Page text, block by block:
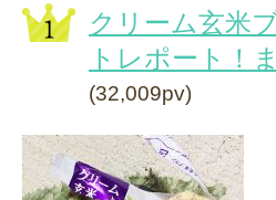
クリーム玄米
トレポート！
(32,009pv)